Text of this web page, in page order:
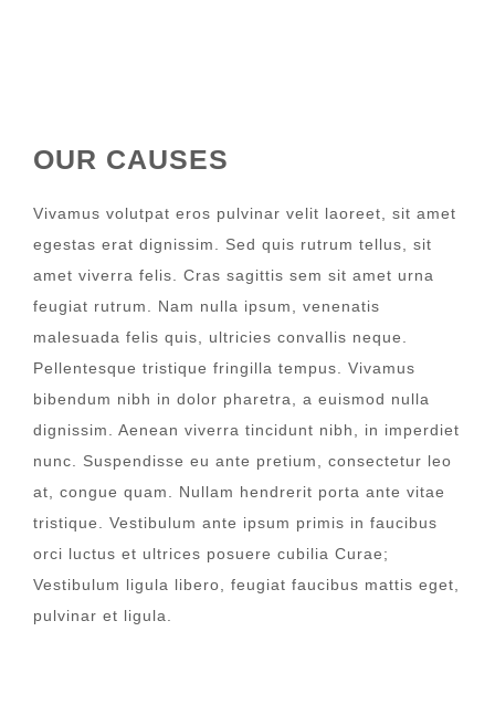
OUR CAUSES
Vivamus volutpat eros pulvinar velit laoreet, sit amet
egestas erat dignissim. Sed quis rutrum tellus, sit
amet viverra felis. Cras sagittis sem sit amet urna
feugiat rutrum. Nam nulla ipsum, venenatis
malesuada felis quis, ultricies convallis neque.
Pellentesque tristique fringilla tempus. Vivamus
bibendum nibh in dolor pharetra, a euismod nulla
dignissim. Aenean viverra tincidunt nibh, in imperdiet
nunc. Suspendisse eu ante pretium, consectetur leo
at, congue quam. Nullam hendrerit porta ante vitae
tristique. Vestibulum ante ipsum primis in faucibus
orci luctus et ultrices posuere cubilia Curae;
Vestibulum ligula libero, feugiat faucibus mattis eget,
pulvinar et ligula.